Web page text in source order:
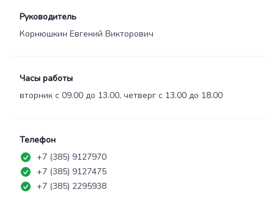
Руководитель
Корнюшкин Евгений Викторович
Часы работы
вторник с 09.00 до 13.00, четверг с 13.00 до 18.00
Телефон
+7 (385) 9127970
+7 (385) 9127475
+7 (385) 2295938